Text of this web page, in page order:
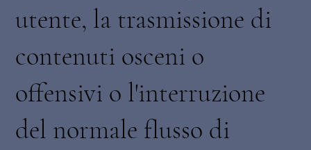
utente, la trasmissione di
contenuti osceni o
offensivi o l'interruzione
del normale flusso di